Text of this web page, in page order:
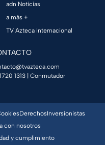
adn Noticias
a más +
TV Azteca Internacional
1313 | Conmutador
DerechosInversionistas
con nosotros
y cumplimiento